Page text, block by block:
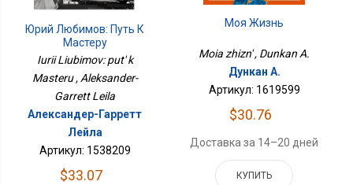
Юрий Любимов: Путь К
Мастеру
Iurii Liubimov: put' k
Masteru , Aleksander-
Garrett Leila
Александер-Гарретт
Лейла
Артикул: 1538209
$33.07
Моя Жизнь
Moia zhizn' , Dunkan A.
Дункан А.
Артикул: 1619599
$30.76
Доставка за 14–20 дней
КУПИТЬ